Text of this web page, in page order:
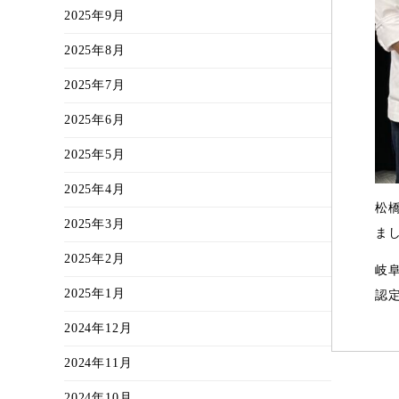
松
ま
岐
認
2025年9月
2025年8月
2025年7月
2025年6月
2025年5月
2025年4月
2025年3月
2025年2月
2025年1月
2024年12月
2024年11月